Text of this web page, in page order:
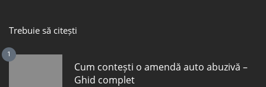
Trebuie să citești
1
Cum contești o amendă auto abuzivă –
Ghid complet